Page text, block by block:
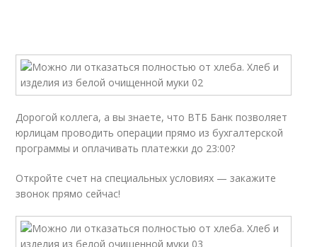
Дорогой коллега, а вы знаете, что ВТБ Банк позволяет
юрлицам проводить операции прямо из бухгалтерской
программы и оплачивать платежки до 23:00?
Откройте счет на специальных условиях — закажите
звонок прямо сейчас!